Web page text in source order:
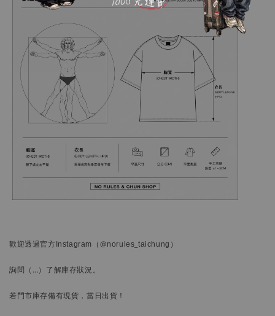
歡迎透過官方Instagram （@norules_taichung）
詢問 （…） 了解庫存狀況。
若門市庫存備有現貨，當日出貨！